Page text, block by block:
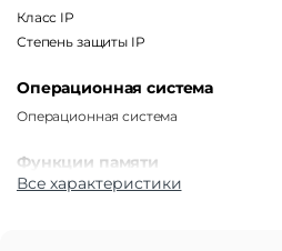
Класс IP
Степень защиты IP
Операционная система
Операционная система
Функции памяти
Объем памяти
Все характеристики